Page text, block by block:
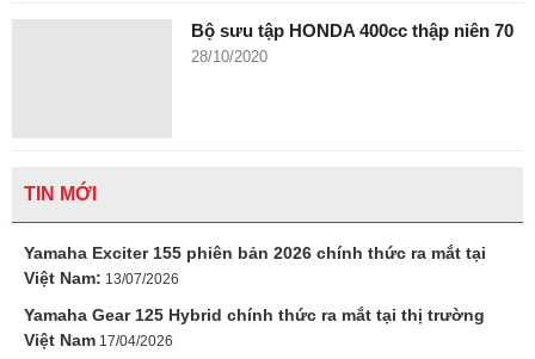
Bộ sưu tập HONDA 400cc thập niên 70
28/10/2020
TIN MỚI
Yamaha Exciter 155 phiên bản 2026 chính thức ra mắt tại
Việt Nam: 13/07/2026
Yamaha Gear 125 Hybrid chính thức ra mắt tại thị trường
Việt Nam 17/04/2026